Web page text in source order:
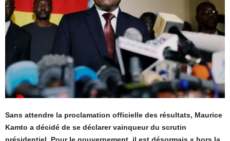
Sans attendre la proclamation officielle des résultats, Maurice
Kamto a décidé de se déclarer vainqueur du scrutin